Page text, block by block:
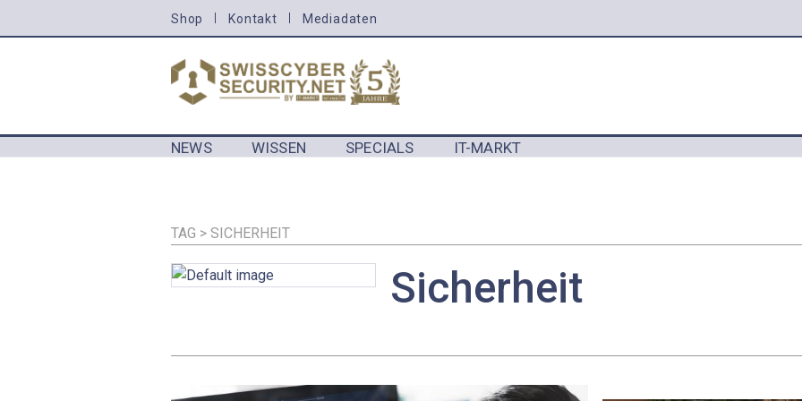
zum
MENU
Shop Kontakt Mediadaten
NEWS WISSEN SPECIALS IT-MARKT
TAG > SICHERHEIT
Sicherheit